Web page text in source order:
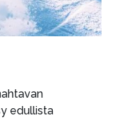
edullista